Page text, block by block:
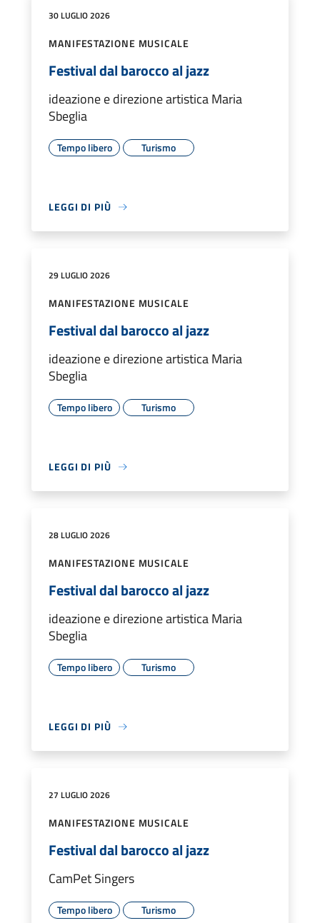
30 LUGLIO 2026
MANIFESTAZIONE MUSICALE
Festival dal barocco al jazz
ideazione e direzione artistica Maria
Sbeglia
Tempo libero Turismo
LEGGI DI PIÙ
29 LUGLIO 2026
MANIFESTAZIONE MUSICALE
Festival dal barocco al jazz
ideazione e direzione artistica Maria
Sbeglia
Tempo libero Turismo
LEGGI DI PIÙ
28 LUGLIO 2026
MANIFESTAZIONE MUSICALE
Festival dal barocco al jazz
ideazione e direzione artistica Maria
Sbeglia
Tempo libero Turismo
LEGGI DI PIÙ
27 LUGLIO 2026
MANIFESTAZIONE MUSICALE
Festival dal barocco al jazz
CamPet Singers
Tempo libero Turismo